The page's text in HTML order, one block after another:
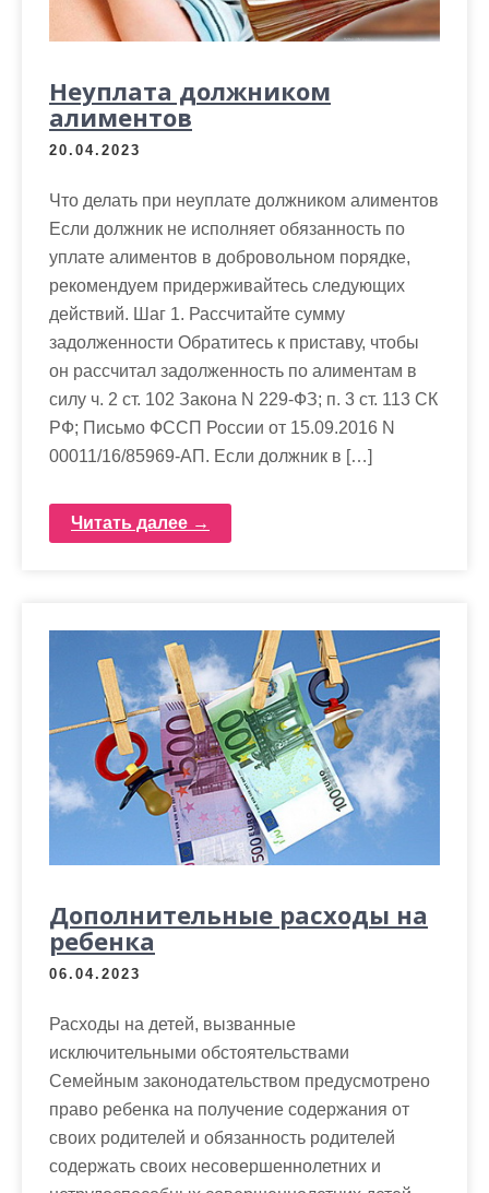
Неуплата должником
алиментов
20.04.2023
Что делать при неуплате должником алиментов
Если должник не исполняет обязанность по
уплате алиментов в добровольном порядке,
рекомендуем придерживайтесь следующих
действий. Шаг 1. Рассчитайте сумму
задолженности Обратитесь к приставу, чтобы
он рассчитал задолженность по алиментам в
силу ч. 2 ст. 102 Закона N 229-ФЗ; п. 3 ст. 113 СК
РФ; Письмо ФССП России от 15.09.2016 N
00011/16/85969-АП. Если должник в […]
Читать далее →
Дополнительные расходы на
ребенка
06.04.2023
Расходы на детей, вызванные
исключительными обстоятельствами
Семейным законодательством предусмотрено
право ребенка на получение содержания от
своих родителей и обязанность родителей
содержать своих несовершеннолетних и